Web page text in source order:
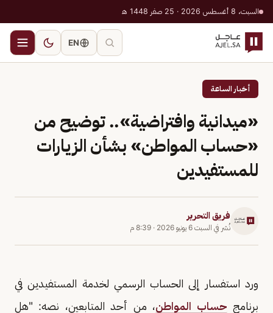
السبت، 8 أغسطس 2026 · 25 صفر 1448 هـ
EN
أخبار الساعة
«ميدانية وافتراضية».. توضيح من
«حساب المواطن» بشأن الزيارات
للمستفيدين
فريق التحرير
نُشر في السبت 6 يونيو 2026 · 8:39 م
ورد استفسار إلى الحساب الرسمي لخدمة المستفيدين في
برنامج حساب المواطن، من أحد المتابعين، نصه: "هل